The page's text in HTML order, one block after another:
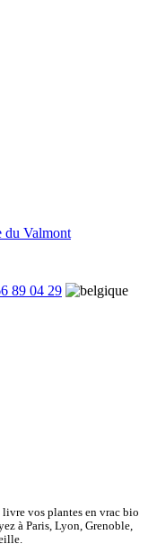
89 04 29
vos plantes en vrac bio
à Paris, Lyon, Grenoble,